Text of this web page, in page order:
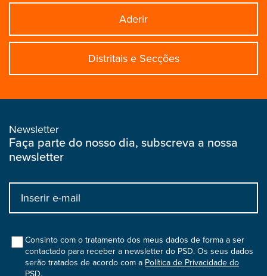
Aderir
Distritais e Secções
Newsletter
Faça parte do nosso dia, subscreva a nossa
newsletter
Input
bootstrap
colConsinto com o tratamento dos meus dados de forma a ser
contactado para receber a newsletter do PSD. Os seus dados
serão tratados de acordo com a Política de Privacidade do